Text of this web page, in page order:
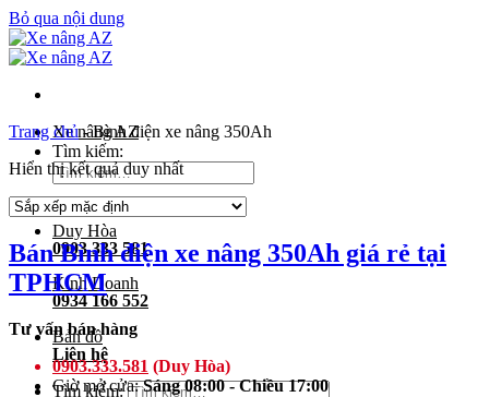
Bỏ qua nội dung
Xe nâng AZ
Tìm kiếm:
Duy Hòa
0903 333 581
Kinh Doanh
0934 166 552
Bản đồ
Liên hệ
Tìm kiếm:
Trang chủ-Bình điện xe nâng 350Ah
Hiển thị kết quả duy nhất
Bán Bình điện xe nâng 350Ah giá rẻ tại
TPHCM
Tư vấn bán hàng
0903.333.581 (Duy Hòa)
Giờ mở cửa:Sáng 08:00 - Chiều 17:00